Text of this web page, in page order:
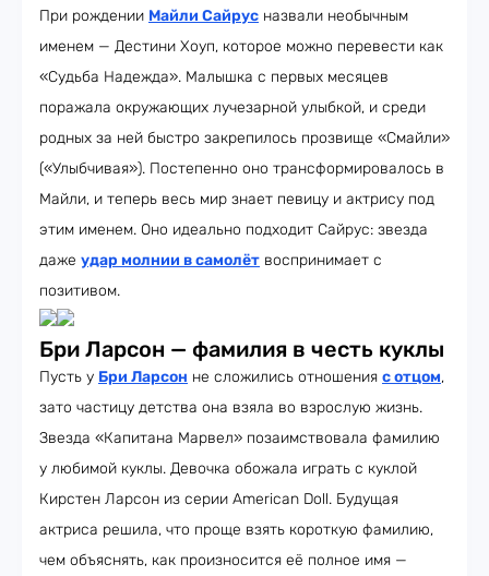
При рождении Майли Сайрус назвали необычным
именем — Дестини Хоуп, которое можно перевести как
«Судьба Надежда». Малышка с первых месяцев
поражала окружающих лучезарной улыбкой, и среди
родных за ней быстро закрепилось прозвище «Смайли»
(«Улыбчивая»). Постепенно оно трансформировалось в
Майли, и теперь весь мир знает певицу и актрису под
этим именем. Оно идеально подходит Сайрус: звезда
даже удар молнии в самолёт воспринимает с
позитивом.
Бри Ларсон — фамилия в честь куклы
Пусть у Бри Ларсон не сложились отношения с отцом,
зато частицу детства она взяла во взрослую жизнь.
Звезда «Капитана Марвел» позаимствовала фамилию
у любимой куклы. Девочка обожала играть с куклой
Кирстен Ларсон из серии American Doll. Будущая
актриса решила, что проще взять короткую фамилию,
чем объяснять, как произносится её полное имя —